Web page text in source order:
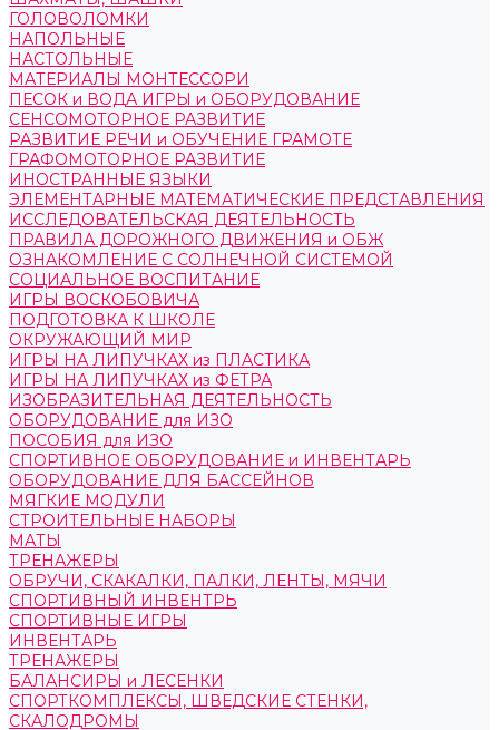
ГОЛОВОЛОМКИ
НАПОЛЬНЫЕ
НАСТОЛЬНЫЕ
МАТЕРИАЛЫ МОНТЕССОРИ
ПЕСОК и ВОДА ИГРЫ и ОБОРУДОВАНИЕ
СЕНСОМОТОРНОЕ РАЗВИТИЕ
РАЗВИТИЕ РЕЧИ и ОБУЧЕНИЕ ГРАМОТЕ
ГРАФОМОТОРНОЕ РАЗВИТИЕ
ИНОСТРАННЫЕ ЯЗЫКИ
ЭЛЕМЕНТАРНЫЕ МАТЕМАТИЧЕСКИЕ ПРЕДСТАВЛЕНИЯ
ИССЛЕДОВАТЕЛЬСКАЯ ДЕЯТЕЛЬНОСТЬ
ПРАВИЛА ДОРОЖНОГО ДВИЖЕНИЯ и ОБЖ
ОЗНАКОМЛЕНИЕ С СОЛНЕЧНОЙ СИСТЕМОЙ
СОЦИАЛЬНОЕ ВОСПИТАНИЕ
ИГРЫ ВОСКОБОВИЧА
ПОДГОТОВКА К ШКОЛЕ
ОКРУЖАЮЩИЙ МИР
ИГРЫ НА ЛИПУЧКАХ из ПЛАСТИКА
ИГРЫ НА ЛИПУЧКАХ из ФЕТРА
ИЗОБРАЗИТЕЛЬНАЯ ДЕЯТЕЛЬНОСТЬ
ОБОРУДОВАНИЕ для ИЗО
ПОСОБИЯ для ИЗО
СПОРТИВНОЕ ОБОРУДОВАНИЕ и ИНВЕНТАРЬ
ОБОРУДОВАНИЕ ДЛЯ БАССЕЙНОВ
МЯГКИЕ МОДУЛИ
СТРОИТЕЛЬНЫЕ НАБОРЫ
МАТЫ
ТРЕНАЖЕРЫ
ОБРУЧИ, СКАКАЛКИ, ПАЛКИ, ЛЕНТЫ, МЯЧИ
СПОРТИВНЫЙ ИНВЕНТРЬ
СПОРТИВНЫЕ ИГРЫ
ИНВЕНТАРЬ
ТРЕНАЖЕРЫ
БАЛАНСИРЫ и ЛЕСЕНКИ
СПОРТКОМПЛЕКСЫ, ШВЕДСКИЕ СТЕНКИ,
СКАЛОДРОМЫ